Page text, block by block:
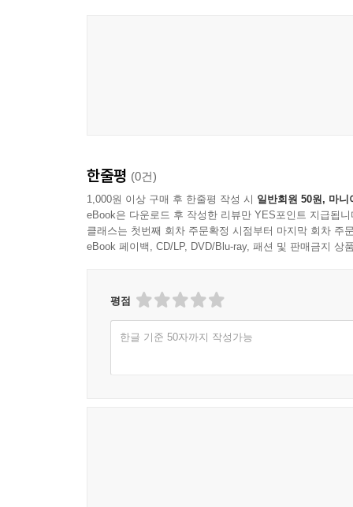
58. 출가란 무엇인가 ......... 107
59. 원래부터 옛날 그대로의 자기 ......... 109
60. 자기 마음속으로부터 ......... 110
61. 마음 그대로가 곧 부처 ......... 112
62. 진실한 참학參…學이란 ......... 113
64. 지말枝末을 좇지 마라 ......... 116
66. 무위無爲의 실상實相 ......... 118
68. 배고프면 밥 먹고 졸리면 자노라 ......... 120
한줄평 (0건)
1,000원 이상 구매 후 한줄평 작성 시 일반회원 50원, 마니
eBook은 다운로드 후 작성한 리뷰만 YES포인트 지급됩니
클래스는 첫번째 회차 주문확정 시점부터 마지막 회차 주
eBook 페이백, CD/LP, DVD/Blu-ray, 패션 및 판매금지 상
평점
한글 기준 50자까지 작성가능